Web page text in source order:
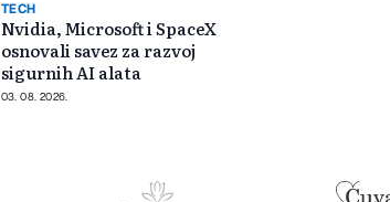
TECH
Nvidia, Microsoft i SpaceX
osnovali savez za razvoj
sigurnih AI alata
03. 08. 2026.